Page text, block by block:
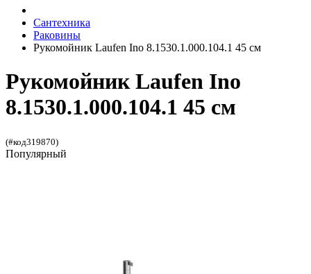
Сантехника
Раковины
Рукомойник Laufen Ino 8.1530.1.000.104.1 45 см
Рукомойник Laufen Ino
8.1530.1.000.104.1 45 см
(#код319870)
Популярный